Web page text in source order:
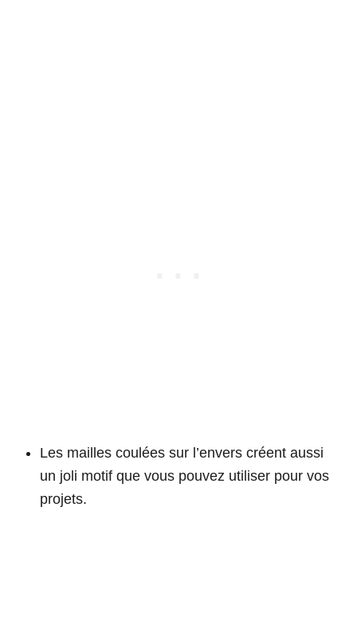
Les mailles coulées sur l’envers créent aussi
un joli motif que vous pouvez utiliser pour vos
projets.